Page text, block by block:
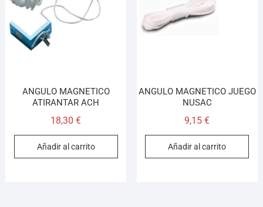
ANGULO MAGNETICO
ATIRANTAR ACH
18,30€
Añadir al carrito
ANGULO MAGNETICO JUEGO
NUSAC
9,15€
Añadir al carrito